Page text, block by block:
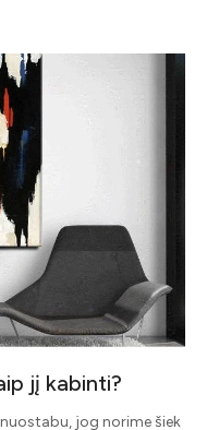
jį kabinti?
jog norime šiek